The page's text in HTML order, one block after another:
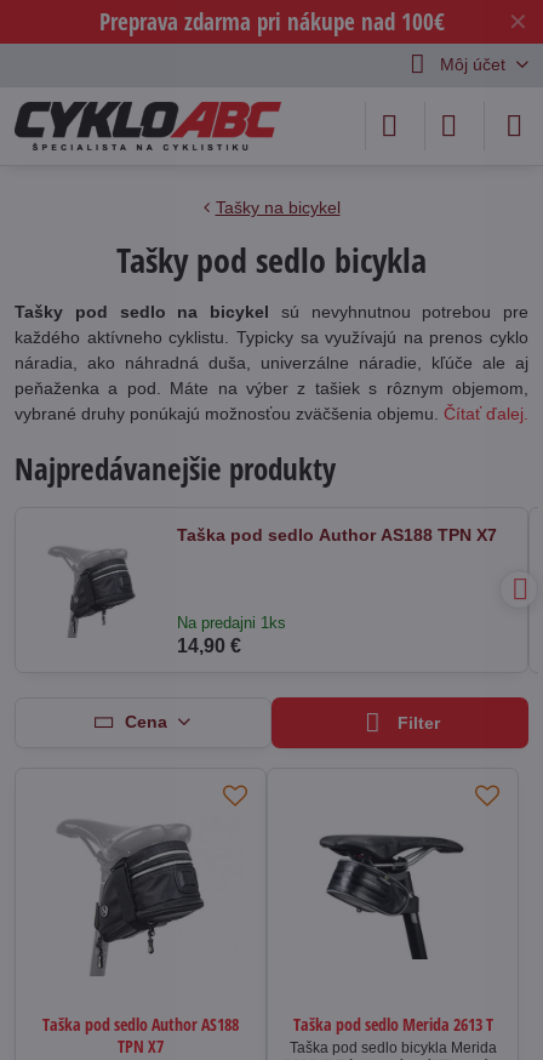
✕
Preprava zdarma pri nákupe nad 100€
Môj účet
Tašky na bicykel
Tašky pod sedlo bicykla
Tašky pod sedlo na bicykel sú nevyhnutnou potrebou pre
každého aktívneho cyklistu. Typicky sa využívajú na prenos cyklo
náradia, ako náhradná duša, univerzálne náradie, kľúče ale aj
peňaženka a pod. Máte na výber z tašiek s rôznym objemom,
vybrané druhy ponúkajú možnosťou zväčšenia objemu. Čítať ďalej.
Najpredávanejšie produkty
Taška pod sedlo Author AS188 TPN X7
Na predajni 1ks
14,90 €
Cena Filter
Taška pod sedlo Author AS188
TPN X7
Taška pod sedlo Merida 2613 T
Taška pod sedlo bicykla Merida